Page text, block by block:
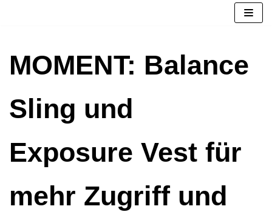
MOMENT: Balance
Sling und
Exposure Vest für
mehr Zugriff und